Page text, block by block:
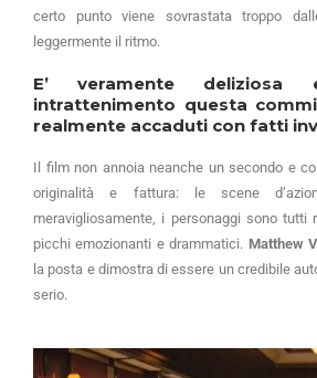
certo punto viene sovrastata troppo
leggermente il ritmo.
E’ veramente
intrattenimento questa
realmente accaduti con fatti
Il film non annoia neanche un secondo e
originalità e fattura: le scene
meravigliosamente, i personaggi sono tutti
picchi emozionanti e drammatici. Matthew
la posta e dimostra di essere un credibile
serio.